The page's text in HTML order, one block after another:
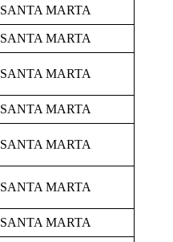
SANTA MARTA
SANTA MARTA
SANTA MARTA
SANTA MARTA
SANTA MARTA
SANTA MARTA
SANTA MARTA